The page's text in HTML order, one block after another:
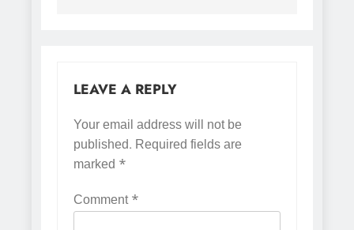
LEAVE A REPLY
Your email address will not be
published. Required fields are
marked *
Comment*